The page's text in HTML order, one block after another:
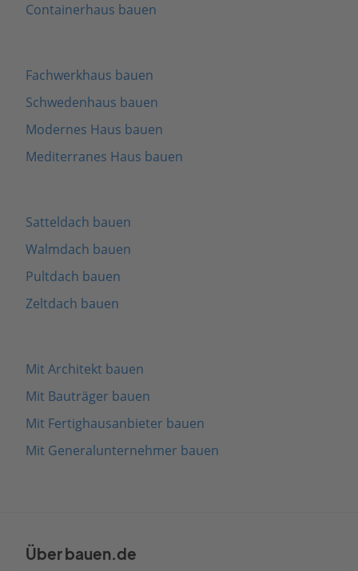
Containerhaus bauen
Fachwerkhaus bauen
Schwedenhaus bauen
Modernes Haus bauen
Mediterranes Haus bauen
Satteldach bauen
Walmdach bauen
Pultdach bauen
Zeltdach bauen
Mit Architekt bauen
Mit Bauträger bauen
Mit Fertighausanbieter bauen
Mit Generalunternehmer bauen
Über bauen.de